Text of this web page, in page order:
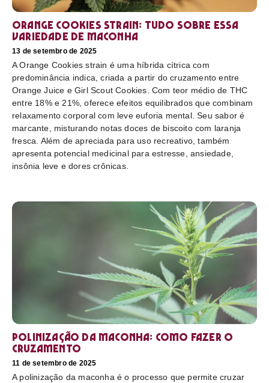
Orange Cookies strain: tudo sobre essa
variedade de maconha
13 de setembro de 2025
A Orange Cookies strain é uma híbrida cítrica com
predominância indica, criada a partir do cruzamento entre
Orange Juice e Girl Scout Cookies. Com teor médio de THC
entre 18% e 21%, oferece efeitos equilibrados que combinam
relaxamento corporal com leve euforia mental. Seu sabor é
marcante, misturando notas doces de biscoito com laranja
fresca. Além de apreciada para uso recreativo, também
apresenta potencial medicinal para estresse, ansiedade,
insônia leve e dores crônicas.
Polinização da maconha: como fazer o
cruzamento
11 de setembro de 2025
A polinização da maconha é o processo que permite cruzar